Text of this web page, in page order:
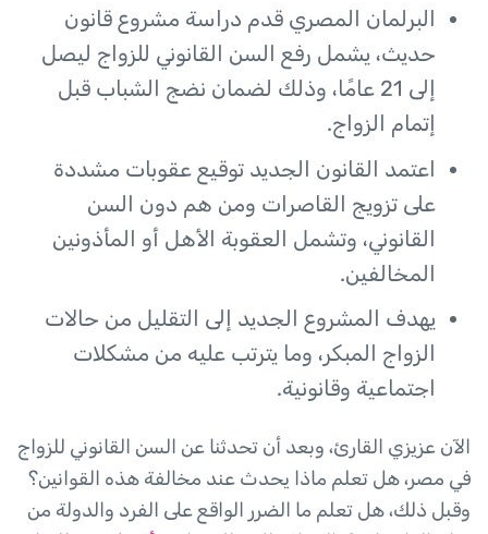
البرلمان المصري قدم دراسة مشروع قانون
حديث، يشمل رفع السن القانوني للزواج ليصل
إلى 21 عامًا، وذلك لضمان نضج الشباب قبل
إتمام الزواج.
اعتمد القانون الجديد توقيع عقوبات مشددة
على تزويج القاصرات ومن هم دون السن
القانوني، وتشمل العقوبة الأهل أو المأذونين
المخالفين.
يهدف المشروع الجديد إلى التقليل من حالات
الزواج المبكر، وما يترتب عليه من مشكلات
اجتماعية وقانونية.
الآن عزيزي القارئ، وبعد أن تحدثنا عن السن القانوني للزواج
في مصر، هل تعلم ماذا يحدث عند مخالفة هذه القوانين؟
وقبل ذلك، هل تعلم ما الضرر الواقع على الفرد والدولة من